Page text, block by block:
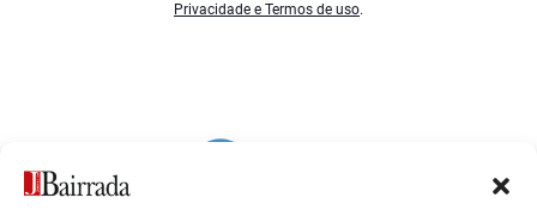
Privacidade e Termos de uso.